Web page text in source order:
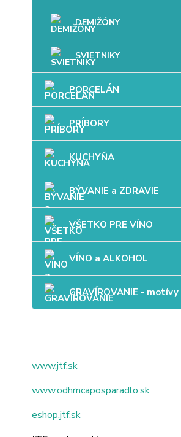
DEMIŽÓNY
SVIETNIKY
PORCELÁN
PRÍBORY
KUCHYŇA
BÝVANIE a ZDRAVIE
VŠETKO PRE VÍNO
VÍNO a ALKOHOL
GRAVÍROVANIE - motívy
www.jtf.sk
www.odhrncaposparadlo.sk
eshop.jtf.sk